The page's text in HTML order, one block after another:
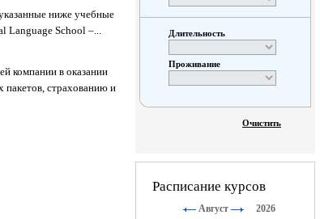
ниже учебные
Language School –...
компании в оказании
пакетов, страхованию и
Длительность
Проживание
Очистить
Расписание курсов
Август 2026